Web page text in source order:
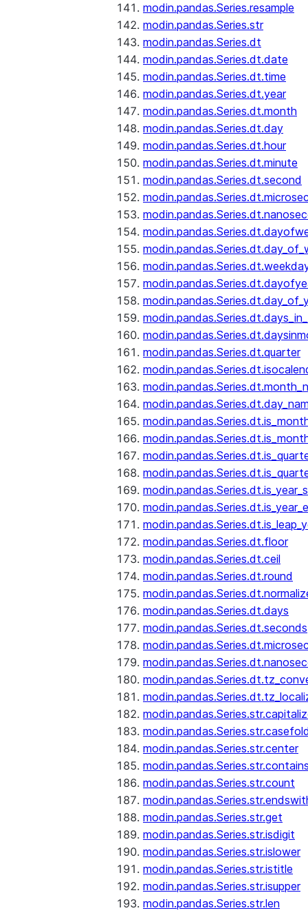
modin.pandas.Series.resample
modin.pandas.Series.str
modin.pandas.Series.dt
modin.pandas.Series.dt.date
modin.pandas.Series.dt.time
modin.pandas.Series.dt.year
modin.pandas.Series.dt.month
modin.pandas.Series.dt.day
modin.pandas.Series.dt.hour
modin.pandas.Series.dt.minute
modin.pandas.Series.dt.second
modin.pandas.Series.dt.quarter
modin.pandas.Series.dt.floor
modin.pandas.Series.dt.ceil
modin.pandas.Series.dt.round
modin.pandas.Series.dt.days
modin.pandas.Series.dt.seconds
modin.pandas.Series.str.center
modin.pandas.Series.str.count
modin.pandas.Series.str.get
modin.pandas.Series.str.isdigit
modin.pandas.Series.str.islower
modin.pandas.Series.str.istitle
modin.pandas.Series.str.isupper
modin.pandas.Series.str.len